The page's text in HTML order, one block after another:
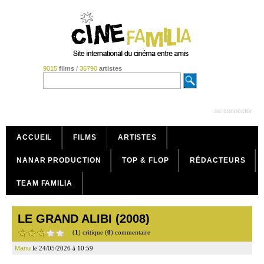
9015 films/ 36790 artistes
se connecter
ACCUEIL FILMS ARTISTES
NANAR PRODUCTION TOP & FLOP RÉDACTEURS
TEAM FAMILIA
LE GRAND ALIBI (2008)
(1) critique (0) commentaire
Manu le 24/05/2026 à 10:59